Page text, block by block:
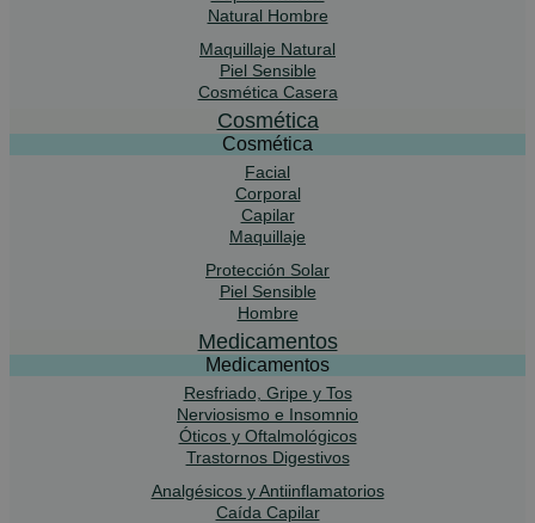
Natural Hombre
Maquillaje Natural
Piel Sensible
Cosmética Casera
Cosmética
Cosmética
Facial
Corporal
Capilar
Maquillaje
Protección Solar
Piel Sensible
Hombre
Medicamentos
Medicamentos
Resfriado, Gripe y Tos
Nerviosismo e Insomnio
Óticos y Oftalmológicos
Trastornos Digestivos
Analgésicos y Antiinflamatorios
Caída Capilar